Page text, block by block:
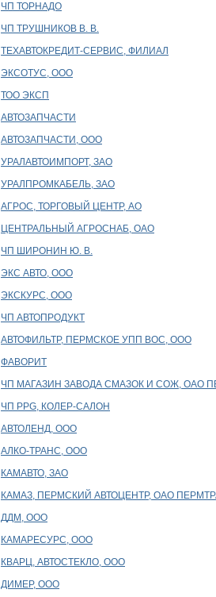
ЧП ТОРНАДО
ЧП ТРУШНИКОВ В. В.
ТЕХАВТОКРЕДИТ-СЕРВИС, ФИЛИАЛ
ЭКСОТУС, ООО
ТОО ЭКСП
АВТОЗАПЧАСТИ
АВТОЗАПЧАСТИ, ООО
УРАЛАВТОИМПОРТ, ЗАО
УРАЛПРОМКАБЕЛЬ, ЗАО
АГРОС, ТОРГОВЫЙ ЦЕНТР, АО
ЦЕНТРАЛЬНЫЙ АГРОСНАБ, ОАО
ЧП ШИРОНИН Ю. В.
ЭКС АВТО, ООО
ЭКСКУРС, ООО
ЧП АВТОПРОДУКТ
АВТОФИЛЬТР, ПЕРМСКОЕ УПП ВОС, ООО
ФАВОРИТ
ЧП МАГАЗИН ЗАВОДА СМАЗОК И СОЖ, ОАО
ЧП PPG, КОЛЕР-САЛОН
АВТОЛЕНД, ООО
АЛКО-ТРАНС, ООО
КАМАВТО, ЗАО
КАМАЗ, ПЕРМСКИЙ АВТОЦЕНТР, ОАО
ДДМ, ООО
КАМАРЕСУРС, ООО
КВАРЦ, АВТОСТЕКЛО, ООО
ДИМЕР, ООО